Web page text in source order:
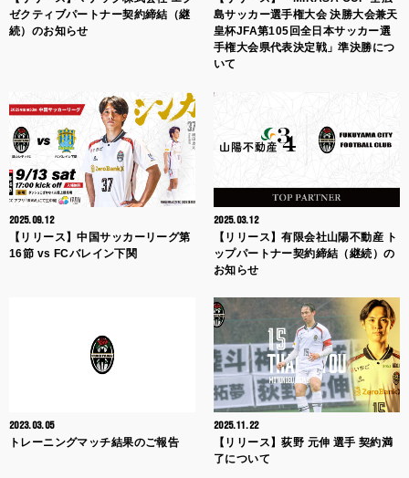
ゼクティブパートナー契約締結（継
続）のお知らせ
島サッカー選手権大会 決勝大会兼天
皇杯JFA第105回全日本サッカー選
手権大会県代表決定戦」準決勝につ
いて
2025.09.12
【リリース】中国サッカーリーグ第
16節 vs FCバレイン下関
2025.03.12
【リリース】有限会社山陽不動産 ト
ップパートナー契約締結（継続）の
お知らせ
2023.03.05
トレーニングマッチ結果のご報告
2025.11.22
【リリース】荻野 元伸 選手 契約満
了について